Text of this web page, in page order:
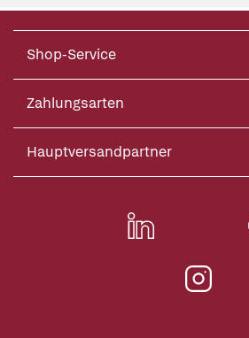
Shop-Service
Zahlungsarten
Hauptversandpartner